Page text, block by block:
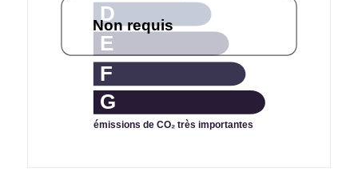
D
E
F
G
émissions de CO₂ très importantes
Non requis